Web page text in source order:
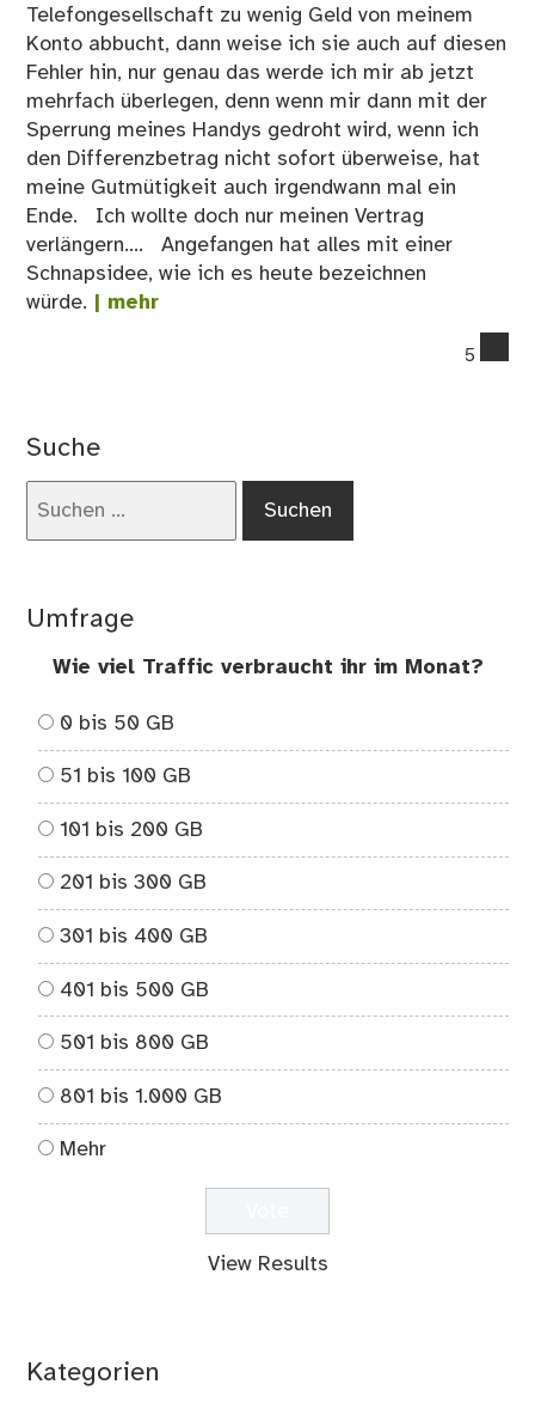
Telefongesellschaft zu wenig Geld von meinem
Konto abbucht, dann weise ich sie auch auf diesen
Fehler hin, nur genau das werde ich mir ab jetzt
mehrfach überlegen, denn wenn mir dann mit der
Sperrung meines Handys gedroht wird, wenn ich
den Differenzbetrag nicht sofort überweise, hat
meine Gutmütigkeit auch irgendwann mal ein
Ende. Ich wollte doch nur meinen Vertrag
verlängern.... Angefangen hat alles mit einer
Schnapsidee, wie ich es heute bezeichnen
würde. | mehr
5
Suche
Umfrage
Wie viel Traffic verbraucht ihr im Monat?
0 bis 50 GB
51 bis 100 GB
101 bis 200 GB
201 bis 300 GB
301 bis 400 GB
401 bis 500 GB
501 bis 800 GB
801 bis 1.000 GB
Mehr
View Results
Kategorien